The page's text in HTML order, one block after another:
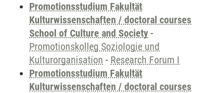
Promotionsstudium Fakultät
Kulturwissenschaften / doctoral courses
School of Culture and Society -
Promotionskolleg Soziologie und
Kulturorganisation - Research Forum I
Promotionsstudium Fakultät
Kulturwissenschaften / doctoral courses